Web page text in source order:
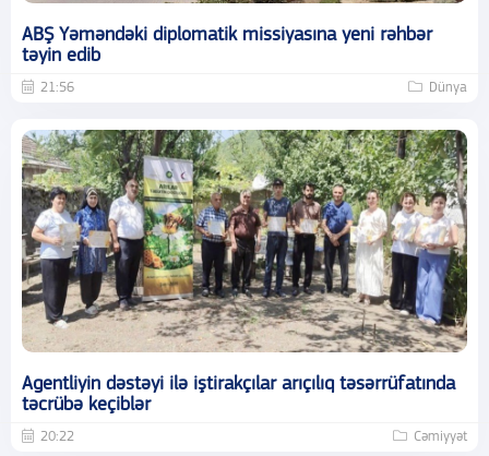
ABŞ Yəməndəki diplomatik missiyasına yeni rəhbər
təyin edib
21:56 Dünya
Agentliyin dəstəyi ilə iştirakçılar arıçılıq təsərrüfatında
təcrübə keçiblər
20:22 Cəmiyyət